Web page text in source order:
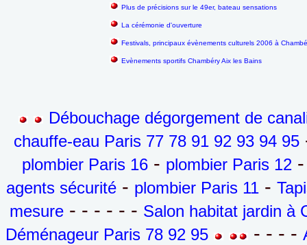
Plus de précisions sur le 49er, bateau sensations
La cérémonie d'ouverture
Festivals, principaux évènements culturels 2006 à
Evènements sportifs Chambéry Aix les Bains
Débouchage dégorgement de
chauffe-eau Paris 77 78 91 92 93 94 95
plombier Paris 16 - plombier Paris 12
agents sécurité - plombier Paris 11 -
mesure - - - - - - Salon habitat jardin à
Déménageur Paris 78 92 95
- - - -